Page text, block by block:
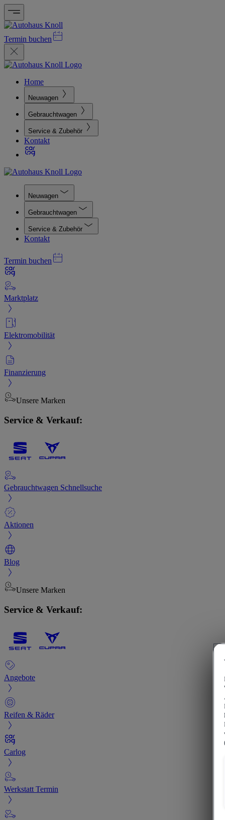
Termin buchen
Home
Neuwagen
Gebrauchtwagen
Service & Zubehör
Kontakt
Neuwagen
Gebrauchtwagen
Service & Zubehör
Kontakt
Termin buchen
Marktplatz
Elektromobilität
Finanzierung
Unsere Marken
Service & Verkauf:
Gebrauchtwagen Schnellsuche
Aktionen
Blog
Unsere Marken
Service & Verkauf:
Angebote
Reifen & Räder
Carlog
Werkstatt Termin